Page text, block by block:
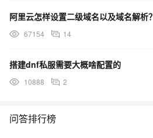
阿里云怎样设置二级域名以及域名解析？
67154 14
搭建dnf私服需要大概啥配置的
10888 2
问答排行榜